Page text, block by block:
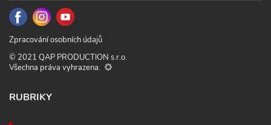
Zpracování osobních údajů
© 2021 QAP PRODUCTION s.r.o.
Všechna práva vyhrazena.
RUBRIKY